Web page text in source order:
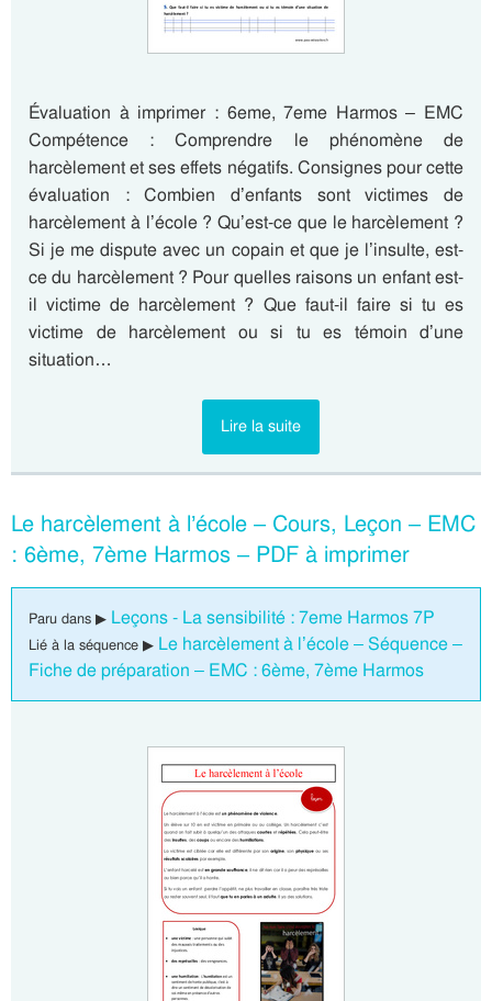
Évaluation à imprimer : 6eme, 7eme Harmos – EMC
Compétence : Comprendre le phénomène de
harcèlement et ses effets négatifs. Consignes pour cette
évaluation : Combien d’enfants sont victimes de
harcèlement à l’école ? Qu’est-ce que le harcèlement ?
Si je me dispute avec un copain et que je l’insulte, est-
ce du harcèlement ? Pour quelles raisons un enfant est-
il victime de harcèlement ? Que faut-il faire si tu es
victime de harcèlement ou si tu es témoin d’une
situation…
Lire la suite
Le harcèlement à l’école – Cours, Leçon – EMC
: 6ème, 7ème Harmos – PDF à imprimer
Paru dans ▶ Leçons - La sensibilité : 7eme Harmos 7P
Lié à la séquence ▶ Le harcèlement à l’école – Séquence –
Fiche de préparation – EMC : 6ème, 7ème Harmos